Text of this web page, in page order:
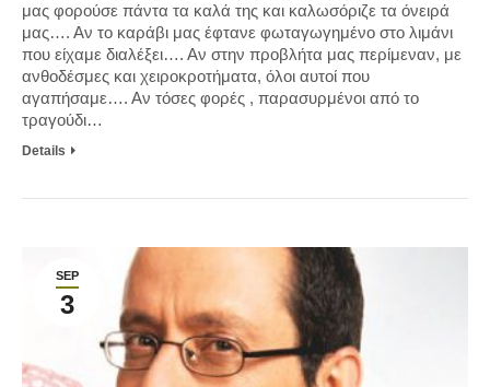
μας φορούσε πάντα τα καλά της και καλωσόριζε τα όνειρά
μας…. Αν το καράβι μας έφτανε φωταγωγημένο στο λιμάνι
που είχαμε διαλέξει…. Αν στην προβλήτα μας περίμεναν, με
ανθοδέσμες και χειροκροτήματα, όλοι αυτοί που
αγαπήσαμε…. Αν τόσες φορές , παρασυρμένοι από το
τραγούδι…
Details
SEP
3